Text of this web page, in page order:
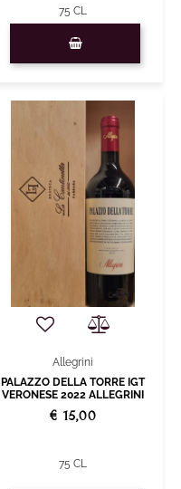
75 CL
Allegrini
PALAZZO DELLA TORRE IGT
VERONESE 2022 ALLEGRINI
€ 15,00
75 CL